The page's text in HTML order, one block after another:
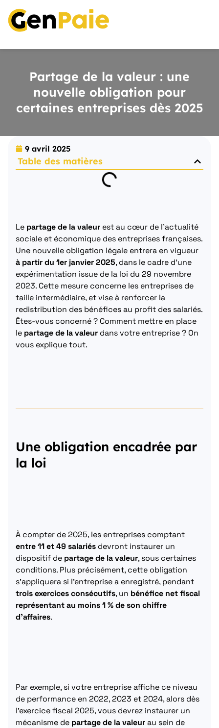
Partage de la valeur : une
nouvelle obligation pour
certaines entreprises dès 2025
9 avril 2025
Table des matières
Le partage de la valeur est au cœur de l’actualité
sociale et économique des entreprises françaises.
Une nouvelle obligation légale entrera en vigueur
à partir du 1er janvier 2025, dans le cadre d’une
expérimentation issue de la loi du 29 novembre
2023. Cette mesure concerne les entreprises de
taille intermédiaire, et vise à renforcer la
redistribution des bénéfices au profit des salariés.
Êtes-vous concerné ? Comment mettre en place
le partage de la valeur dans votre entreprise ? On
vous explique tout.
Une obligation encadrée par
la loi
À compter de 2025, les entreprises comptant
entre 11 et 49 salariés devront instaurer un
dispositif de partage de la valeur, sous certaines
conditions. Plus précisément, cette obligation
s’appliquera si l’entreprise a enregistré, pendant
trois exercices consécutifs, un bénéfice net fiscal
représentant au moins 1 % de son chiffre
d’affaires.
Par exemple, si votre entreprise affiche ce niveau
de performance en 2022, 2023 et 2024, alors dès
l’exercice fiscal 2025, vous devrez instaurer un
mécanisme de partage de la valeurau sein de